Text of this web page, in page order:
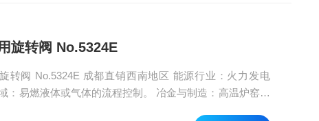
旋转阀 No.5324E
西南地区 能源行业：火力发电
：易燃液体或气体的流程控制。 冶金与制造：高温炉窑的